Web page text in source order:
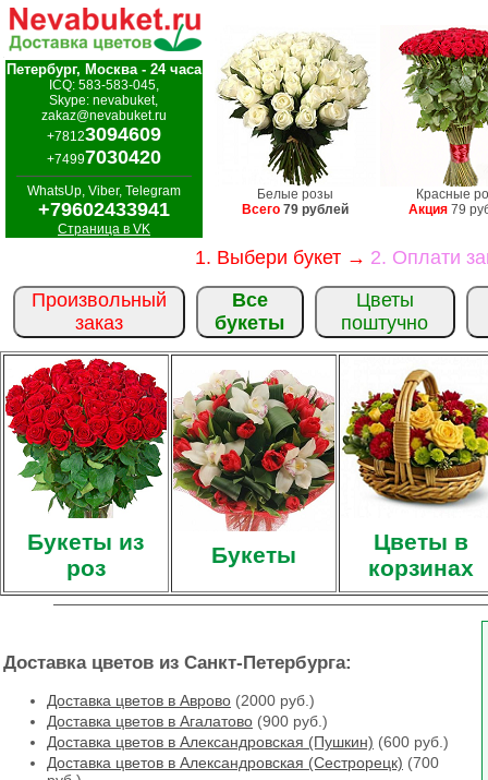
Петербург, Москва - 24 часа
ICQ: 583-583-045,
Skype: nevabuket,
zakaz@nevabuket.ru
+78123094609
+74997030420
WhatsUp, Viber, Telegram
+79602433941
Страница в VK
Белые розы
Всего 79 рублей
Красные
Акция 79
1. Выбери букет → 2. Оплати
Произвольный
заказ
Все
букеты
Цветы
поштучно
Букеты из
роз
Букеты
Цветы в
корзинах
Доставка цветов из Санкт-Петербурга:
Доставка цветов в Аврово (2000 руб.)
Доставка цветов в Агалатово (900 руб.)
Доставка цветов в Александровская (Пушкин) (600 руб.)
Доставка цветов в Александровская (Сестрорецк) (700